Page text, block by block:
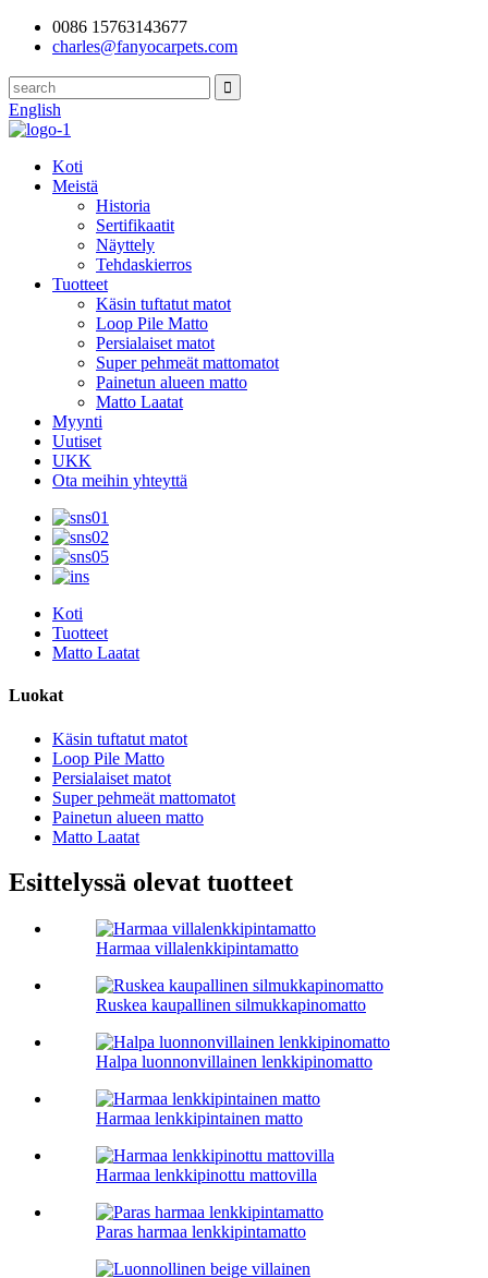
0086 15763143677
charles@fanyocarpets.com
English
Koti
Meistä
Historia
Sertifikaatit
Näyttely
Tehdaskierros
Tuotteet
Käsin tuftatut matot
Loop Pile Matto
Persialaiset matot
Super pehmeät mattomatot
Painetun alueen matto
Matto Laatat
Myynti
Uutiset
UKK
Ota meihin yhteyttä
Koti
Tuotteet
Matto Laatat
Luokat
Käsin tuftatut matot
Loop Pile Matto
Persialaiset matot
Super pehmeät mattomatot
Painetun alueen matto
Matto Laatat
Esittelyssä olevat tuotteet
Harmaa villalenkkipintamatto
Ruskea kaupallinen silmukkapinomatto
Halpa luonnonvillainen lenkkipinomatto
Harmaa lenkkipintainen matto
Harmaa lenkkipinottu mattovilla
Paras harmaa lenkkipintamatto